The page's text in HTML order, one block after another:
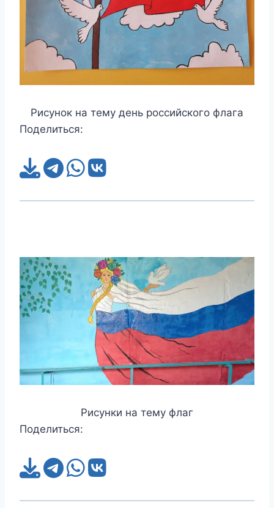
Рисунок на тему день российского флага
Поделиться:
Рисунки на тему флаг
Поделиться: